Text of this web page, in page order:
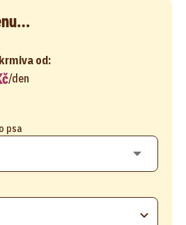
psa
od:
/den